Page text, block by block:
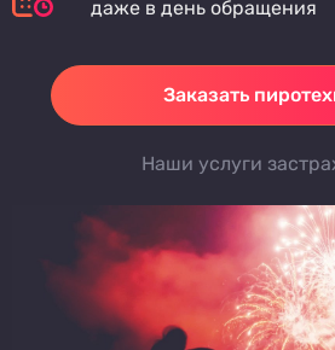
даже в день обращения
Заказать
Наши услуги